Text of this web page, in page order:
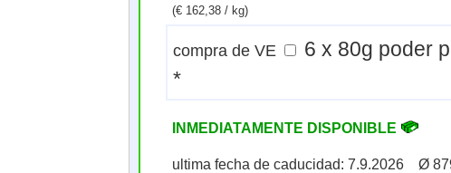
(€ 162,38 / kg)
compra de VE 6 x 80g
*
INMEDIATAMENTE DISPONIBLE
ultima fecha de caducidad: 7.9.2026 Ø